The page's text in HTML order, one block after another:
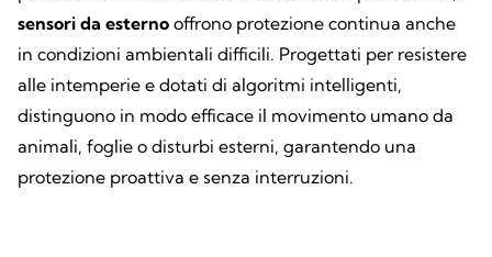
sensori da esterno offrono protezione continua anche
in condizioni ambientali difficili. Progettati per resistere
alle intemperie e dotati di algoritmi intelligenti,
distinguono in modo efficace il movimento umano da
animali, foglie o disturbi esterni, garantendo una
protezione proattiva e senza interruzioni.